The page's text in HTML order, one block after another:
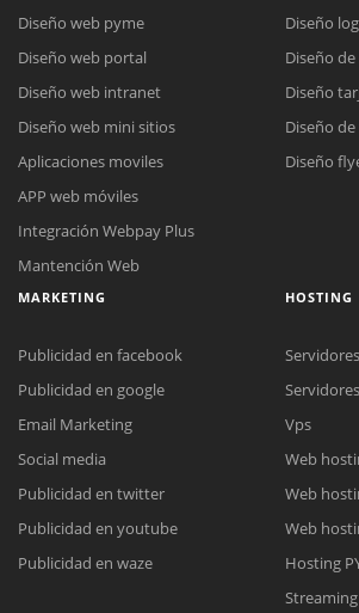
Reunión online
Meet para la reunión
Cotización
Chat Online
Todos nuestros ejecutivos están fuera de
Diseño web pyme
Diseño web portal
Diseño web intranet
Diseño web mini sitios
Aplicaciones moviles
APP web móviles
Integración Webpay Plus
Mantención Web
Diseño
Diseño
Diseño
Diseño
Diseño
MARKETING
Publicidad en facebook
Publicidad en google
Email Marketing
Social media
Publicidad en twitter
Publicidad en youtube
Publicidad en waze
HOSTING
Vps
Web
Web
Web
Hosting